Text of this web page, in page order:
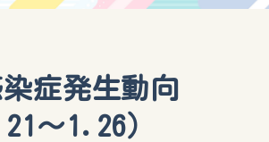
症発生動向
～1.26）